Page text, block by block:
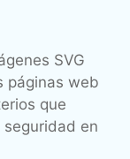
SVG
páginas web
que
en